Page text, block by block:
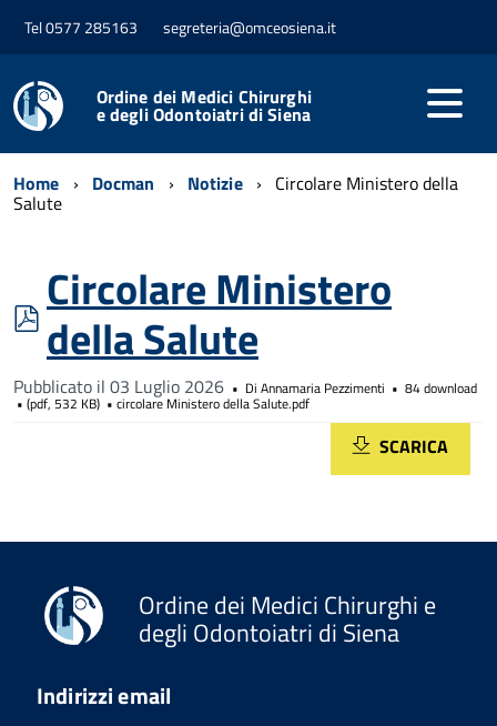
Tel 0577 285163 segreteria@omceosiena.it
Ordine dei Medici Chirurghi
e degli Odontoiatri di Siena
Home Docman Notizie Circolare Ministero della
Salute
pdf
Circolare Ministero
della Salute
Pubblicato il 03 Luglio 2026 Di Annamaria Pezzimenti 84 download
(pdf, 532 KB) circolare Ministero della Salute.pdf
SCARICA
Ordine dei Medici Chirurghi e
degli Odontoiatri di Siena
Indirizzi email